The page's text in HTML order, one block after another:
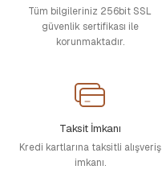
Tüm bilgileriniz 256bit SSL
güvenlik sertifikası ile
korunmaktadır.
Taksit İmkanı
Kredi kartlarına taksitli alışveriş
imkanı.